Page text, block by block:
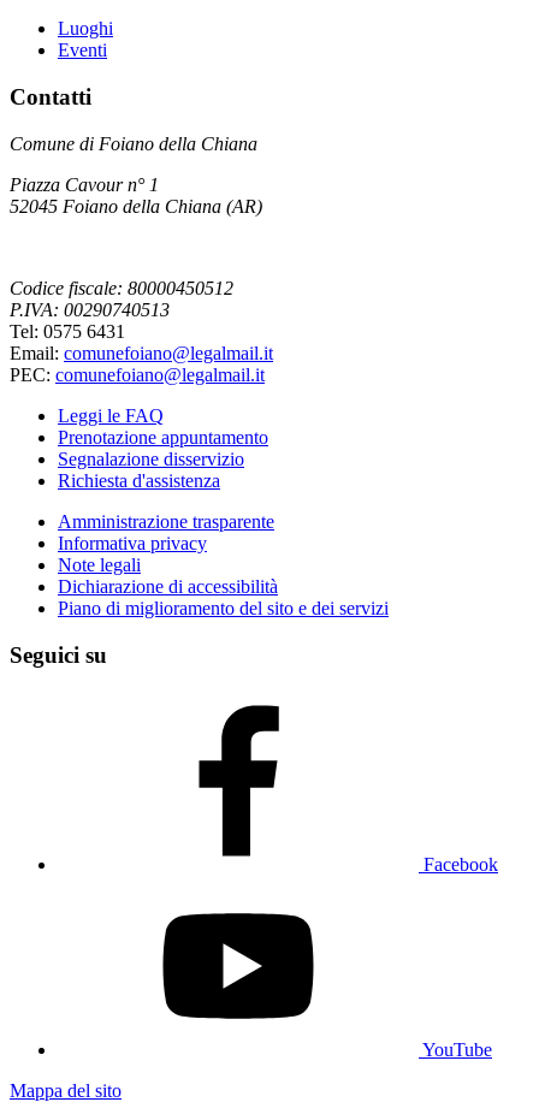
Luoghi
Eventi
Contatti
Comune di Foiano della Chiana
Piazza Cavour n° 1
52045 Foiano della Chiana (AR)
Codice fiscale: 80000450512
P.IVA: 00290740513
Tel: 0575 6431
Email: comunefoiano@legalmail.it
PEC: comunefoiano@legalmail.it
Leggi le FAQ
Prenotazione appuntamento
Segnalazione disservizio
Richiesta d'assistenza
Amministrazione trasparente
Informativa privacy
Note legali
Dichiarazione di accessibilità
Piano di miglioramento del sito e dei servizi
Seguici su
Facebook
YouTube
Mappa del sito